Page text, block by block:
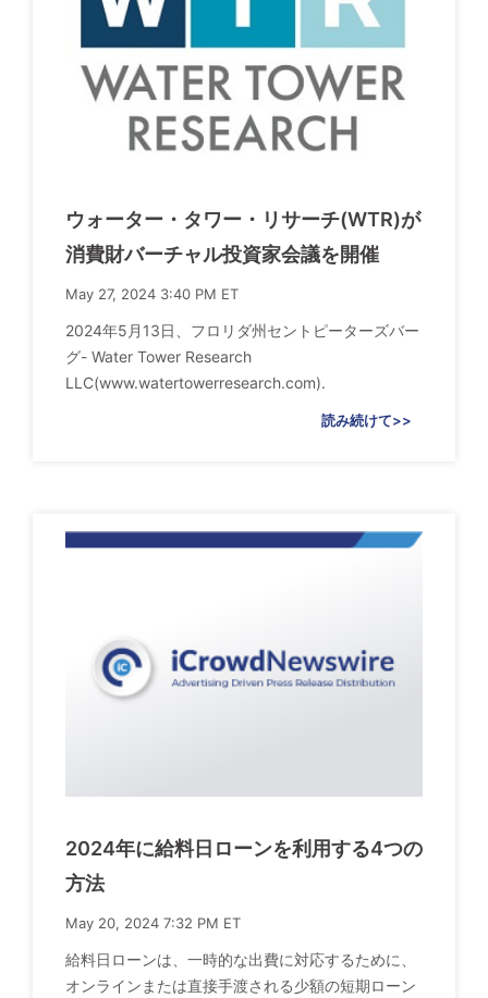
ウォーター・タワー・リサーチ(WTR)が
消費財バーチャル投資家会議を開催
May 27, 2024 3:40 PM ET
2024年5月13日、フロリダ州セントピーターズバー
グ- Water Tower Research
LLC(www.watertowerresearch.com).
読み続けて>>
2024年に給料日ローンを利用する4つの
方法
May 20, 2024 7:32 PM ET
給料日ローンは、一時的な出費に対応するために、
オンラインまたは直接手渡される少額の短期ローン